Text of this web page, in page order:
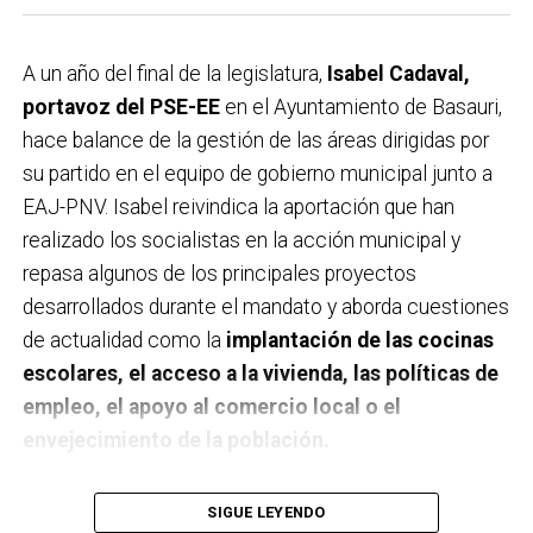
A un año del final de la legislatura, Isabel Cadaval,
portavoz del PSE-EEen el Ayuntamiento de Basauri,
hace balance de la gestión de las áreas dirigidas por
su partido en el equipo de gobierno municipal junto a
EAJ-PNV. Isabel reivindica la aportación que han
realizado los socialistas en la acción municipal y
repasa algunos de los principales proyectos
desarrollados durante el mandato y aborda cuestiones
de actualidad como la implantación de las cocinas
escolares, el acceso a la vivienda, las políticas de
empleo, el apoyo al comercio local o el
envejecimiento de la población.
A un año de acabar la legislatura, ¿qué balance
SIGUE LEYENDO